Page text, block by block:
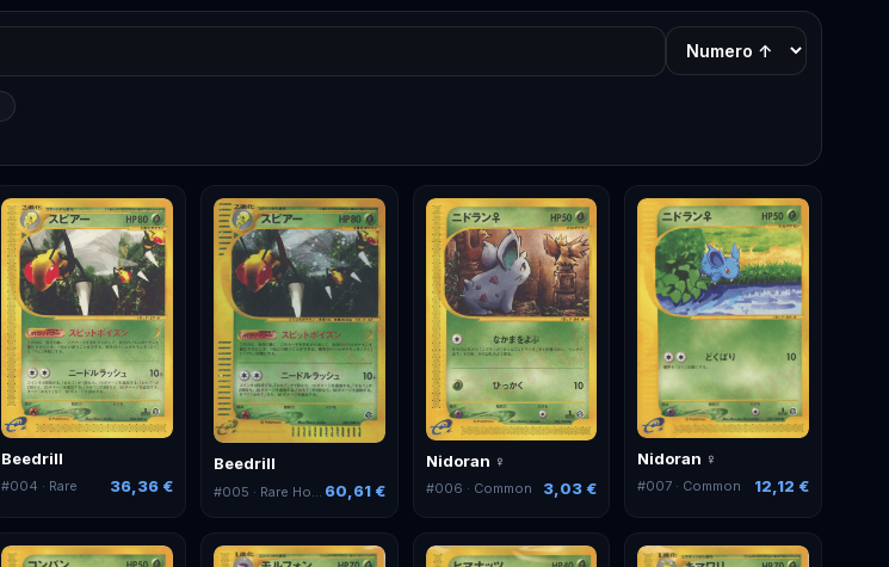
Beedrill
#004 · Rare 36,36 €
Beedrill
#005 · Rare Holo 60,61 €
Nidoran ♀
#006 · Common 3,03 €
Nidoran ♀
#007 · Common 12,12 €